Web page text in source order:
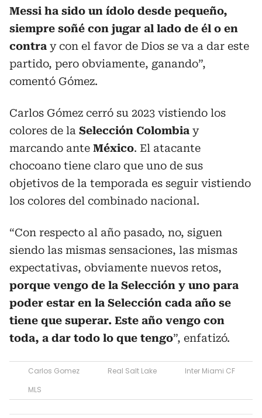
Messi ha sido un ídolo desde pequeño,
siempre soñé con jugar al lado de él o en
contra y con el favor de Dios se va a dar este
partido, pero obviamente, ganando”,
comentó Gómez.
Carlos Gómez cerró su 2023 vistiendo los
colores de la Selección Colombia y
marcando ante México. El atacante
chocoano tiene claro que uno de sus
objetivos de la temporada es seguir vistiendo
los colores del combinado nacional.
“Con respecto al año pasado, no, siguen
siendo las mismas sensaciones, las mismas
expectativas, obviamente nuevos retos,
porque vengo de la Selección y uno para
poder estar en la Selección cada año se
tiene que superar. Este año vengo con
toda, a dar todo lo que tengo”, enfatizó.
Carlos Gomez Real Salt Lake
Inter Miami CF
MLS